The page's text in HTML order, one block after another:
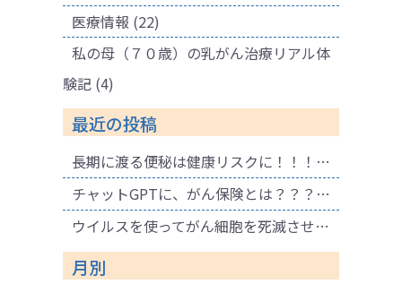
医療情報 (22)
私の母（７０歳）の乳がん治療リアル体
験記 (4)
最近の投稿
長期に渡る便秘は健康リスクに！！！ 腐敗物質が溜まり健康に悪影響も！肌荒れの原因にも！
チャットGPTに、がん保険とは？？？と聞いてみました。
ウイルスを使ってがん細胞を死滅させる療法
月別